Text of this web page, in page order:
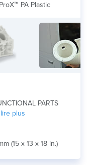
PA Plastic
PARTS
lire plus
(15 x 13 x 18 in.)